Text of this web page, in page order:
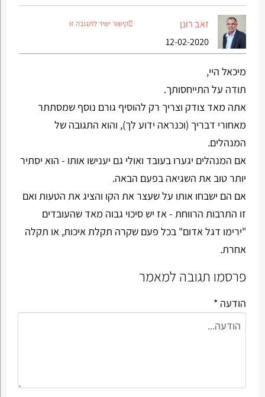
זאב רונן
12-02-2020
קישור ישיר לתגובה זו
מיכאל היי,
תודה על התייחסותך.
אתה מאד צודק וצריך רק להוסיף גורם נוסף שמסתתר
מאחורי דבריך (וכנראה ידוע לך), והוא התגובה של
המנהלים.
אם המנהלים יגערו בעובד ואולי גם יענישו אותו - הוא יסתיר
יותר טוב את השגיאה בפעם הבאה.
אם הם ישבחו אותו על שעצר את הקו והציג את הטעות ואם
זו התרבות הרווחת - אז יש סיכוי גבוה מאד שהעובדים
"ירימו דגל אדום" בכל פעם שקרה תקלת איכות, או תקלה
אחרת.
פרסמו תגובה למאמר
הודעה *